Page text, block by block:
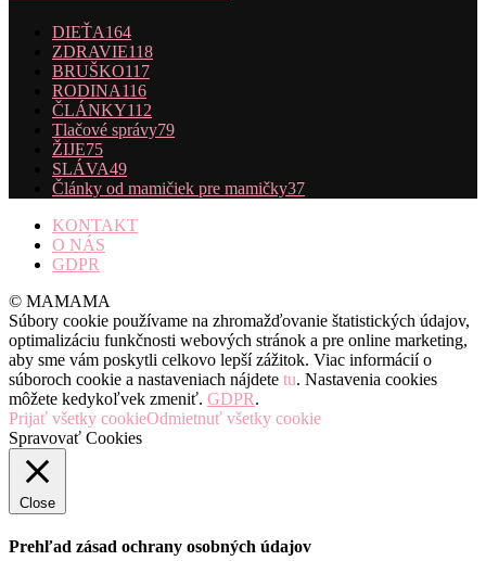
DIEŤA164
ZDRAVIE118
BRUŠKO117
RODINA116
ČLÁNKY112
Tlačové správy79
ŽIJE75
SLÁVA49
Články od mamičiek pre mamičky37
KONTAKT
O NÁS
GDPR
© MAMAMA
Súbory cookie používame na zhromažďovanie štatistických údajov,
optimalizáciu funkčnosti webových stránok a pre online marketing,
aby sme vám poskytli celkovo lepší zážitok. Viac informácií o
súboroch cookie a nastaveniach nájdete tu. Nastavenia cookies
môžete kedykoľvek zmeniť. GDPR.
Prijať všetky cookieOdmietnuť všetky cookie
Spravovať Cookies
Close
Prehľad zásad ochrany osobných údajov